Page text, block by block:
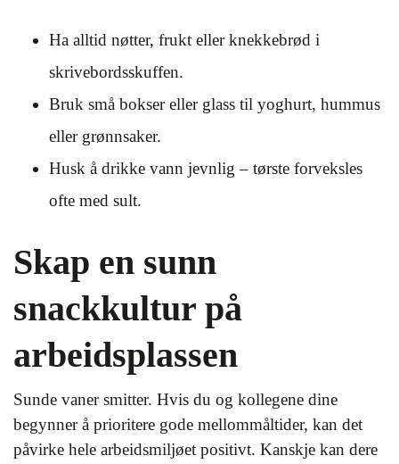
Ha alltid nøtter, frukt eller knekkebrød i
skrivebordsskuffen.
Bruk små bokser eller glass til yoghurt, hummus
eller grønnsaker.
Husk å drikke vann jevnlig – tørste forveksles
ofte med sult.
Skap en sunn
snackkultur på
arbeidsplassen
Sunde vaner smitter. Hvis du og kollegene dine
begynner å prioritere gode mellommåltider, kan det
påvirke hele arbeidsmiljøet positivt. Kanskje kan dere